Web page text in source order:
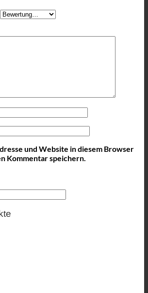
und Website in diesem Browser
Kommentar speichern.